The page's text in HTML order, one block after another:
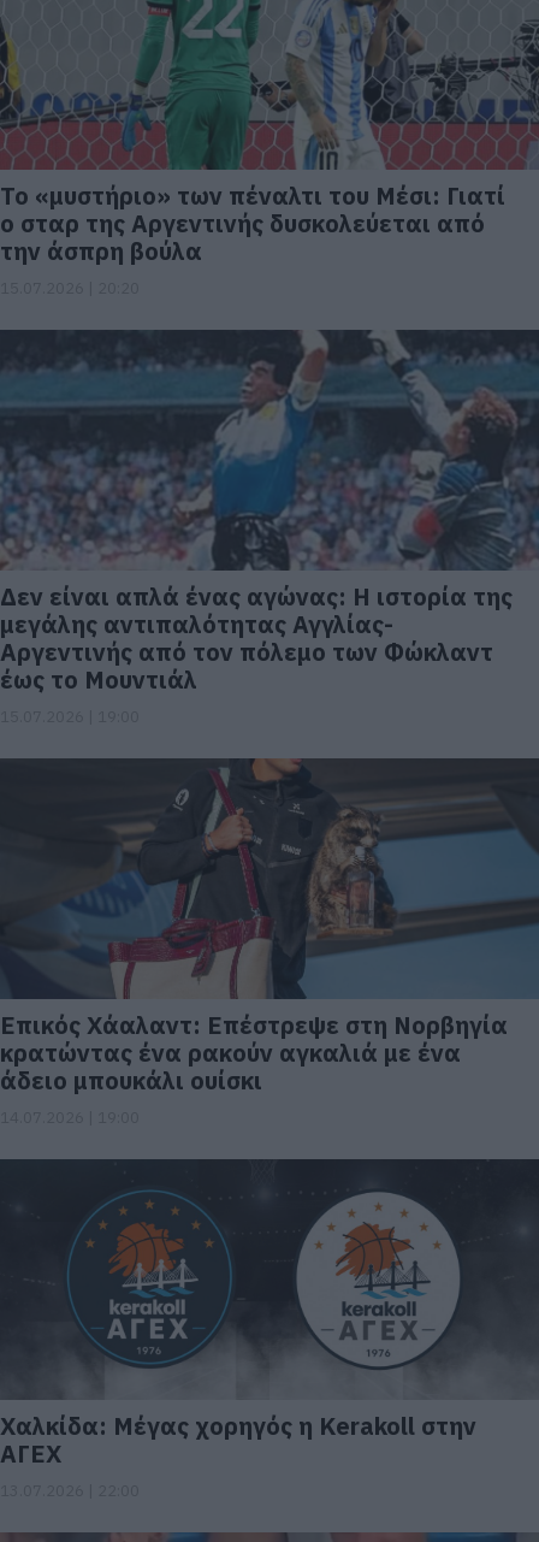
Το «μυστήριο» των πέναλτι του Μέσι: Γιατί
ο σταρ της Αργεντινής δυσκολεύεται από
την άσπρη βούλα
Δεν είναι απλά ένας αγώνας: Η ιστορία της
μεγάλης αντιπαλότητας Αγγλίας-
Αργεντινής από τον πόλεμο των Φώκλαντ
έως το Μουντιάλ
Επικός Χάαλαντ: Επέστρεψε στη Νορβηγία
κρατώντας ένα ρακούν αγκαλιά με ένα
άδειο μπουκάλι ουίσκι
Χαλκίδα: Μέγας χορηγός η Kerakoll στην
ΑΓΕΧ